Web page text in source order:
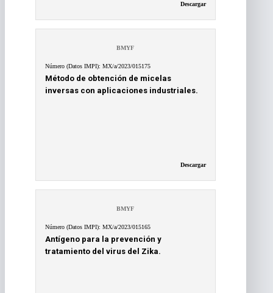
Descargar
BMYF
Número (Datos IMPI): MX/a/2023/015175
Método de obtención de micelas
inversas con aplicaciones industriales.
Descargar
BMYF
Número (Datos IMPI): MX/a/2023/015165
Antígeno para la prevención y
tratamiento del virus del Zika.